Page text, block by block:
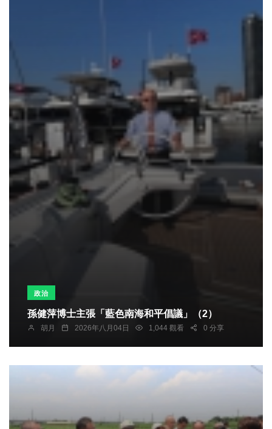
政治
孫健萍博士主張「藍色南海和平倡議」（2）
胡月 2026年八月04日 1,044 觀看 0 分享